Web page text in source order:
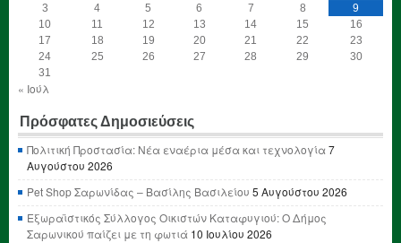
3
4 5 6 7 8
9
10
11 12 13 14 15
16
17
18 19 20 21 22
23
24
25 26 27 28 29
30
31
« Ιούλ
Πρόσφατες Δημοσιεύσεις
Πολιτική Προστασία: Νέα εναέρια μέσα και τεχνολογία7
Αυγούστου 2026
Pet Shop Σαρωνίδας – Βασίλης Βασιλείου 5 Αυγούστου 2026
Εξωραϊστικός Σύλλογος Οικιστών Καταφυγιού: Ο Δήμος
Σαρωνικού παίζει με τη φωτιά 10 Ιουλίου 2026